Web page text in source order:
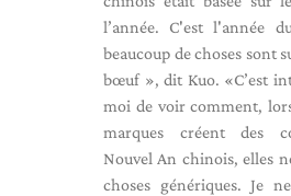
l’année. C'est l'année
beaucoup de choses sont
bœuf », dit Kuo. «C’est
moi de voir comment,
marques créent des
Nouvel An chinois, elles
choses génériques. Je